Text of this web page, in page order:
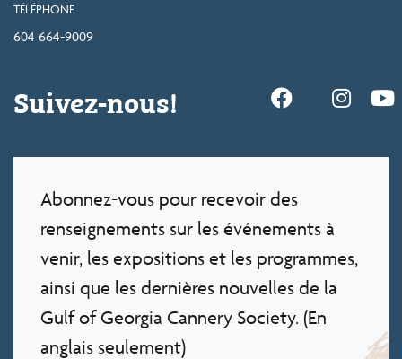
TÉLÉPHONE
604 664-9009
Suivez-nous!
Abonnez-vous pour recevoir des
renseignements sur les événements à
venir, les expositions et les programmes,
ainsi que les dernières nouvelles de la
Gulf of Georgia Cannery Society. (En
anglais seulement)